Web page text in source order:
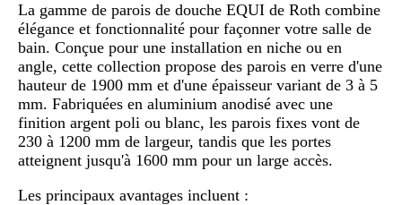
La gamme de parois de douche EQUI de Roth combine
élégance et fonctionnalité pour façonner votre salle de
bain. Conçue pour une installation en niche ou en
angle, cette collection propose des parois en verre d'une
hauteur de 1900 mm et d'une épaisseur variant de 3 à 5
mm. Fabriquées en aluminium anodisé avec une
finition argent poli ou blanc, les parois fixes vont de
230 à 1200 mm de largeur, tandis que les portes
atteignent jusqu'à 1600 mm pour un large accès.
Les principaux avantages incluent :